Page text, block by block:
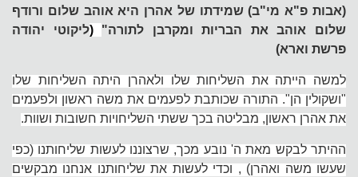
(אבות פ"א מי"ב) שמידתו של אהרן היא אוהב שלום ורודף
שלום אוהב את הבריות ומקרבן לתורה" (ליקוטי יהודה
פרשת וארא)
למשה הייתה את השליחות שלו ולאהרן היתה השליחות שלו
"ושקולין הן". התורה שכותבת לפעמים את משה ראשון ולפעמים
את אהרן ראשון, מבליטה בכך ששתי השליחויות חשובות ושוות.
ההיתר לבקש מאת ה' נובע מכך, שרצוננו לעשות שליחותנו (כפי
שעשו משה ואהרן) , וכדי לעשות את שליחותנו אנחנו מבקשים